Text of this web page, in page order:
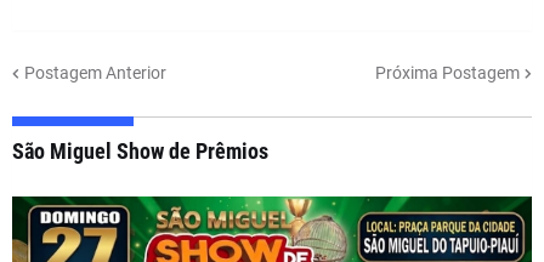
Postagem Anterior Próxima Postagem
São Miguel Show de Prêmios